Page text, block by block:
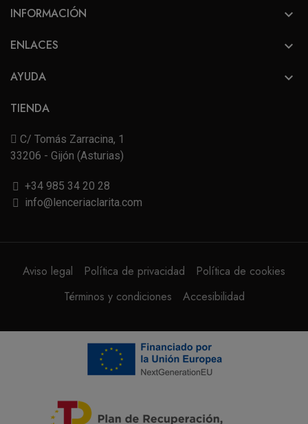
INFORMACIÓN 
ENLACES 
AYUDA 
TIENDA
C/ Tomás Zarracina, 1
33206 - Gijón (Asturias)
+34 985 34 20 28
info@lenceriaclarita.com
Aviso legal Política de privacidad
Política de cookies
Términos y condiciones
Accesibilidad